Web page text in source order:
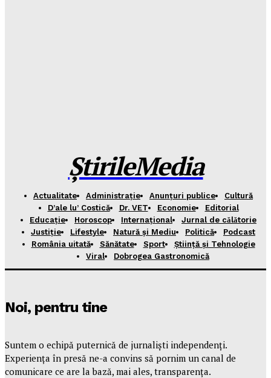
ȘtirileMedia
Actualitate Administrație Anunțuri publice
Cultură
D’ale lu’ Costică
Dr. VET Economie
Editorial
Educație
Horoscop Internațional
Jurnal de cǎlǎtorie
Justiție
Lifestyle Natură și Mediu Politică
Podcast
România uitată
Sănătate Sport
Știință și Tehnologie
Viral
Dobrogea Gastronomică
Noi, pentru tine
Suntem o echipă puternică de jurnaliști independenți.
Experiența în presă ne-a convins să pornim un canal de
comunicare ce are la bază, mai ales, transparența.